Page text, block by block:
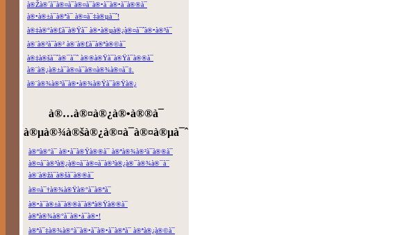
à®Žà®´à¯à®¤à¯à®¤à¯à®•à¯à®•à¯à®®à¯
à®•à®±à¯à®ªà¯ à®¤à¯‡à®µà¯ˆ!
à®‡à®°à®£à¯à®Ÿà¯ à®•à®µà®¿à®¤à¯ˆà®•à®³à¯
à®¨à®²à¯à®² à®¨à®£à¯à®ªà®©à¯
à®‡à®šà¯ˆà®¯à¯ˆ à®®à®Ÿà¯à®Ÿà¯à®®à¯
à®¨à®¿à®±à¯à®¤à¯à®¤à®¾à®¤à¯‡.
à®¨à®¾à®³à¯à®•à®¾à®Ÿà¯à®Ÿà®¿
à®…à®¤à®¿à®•à®®à¯
à®µà®¾à®šà®¿à®¤à¯à®¤à®µà¯ˆ
à®“à®°à¯ à®•à¯à®Ÿà®®à¯ à®ªà®¾à®²à¯à®®à¯
à®¤à¯à®³à®¿à®¤à¯à®¤à¯à®³à®¿à®¯à®¾à®¯à¯
à®¨à®žà¯à®šà¯à®®à¯
à®¤à¯†à®¾à®Ÿà®°à¯à®ªà¯
à®•à¯à®±à¯à®®à¯à®ªà®Ÿà®®à¯
à®ªà®¾à®°à¯à®•à¯à®•!
à®ªà¯‡à®¾à®°à¯à®•à¯à®•à¯à®ªà¯ à®ªà®¿à®©à¯